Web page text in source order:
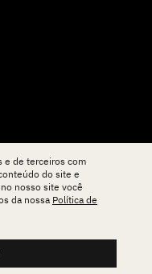
e de terceiros com
do site e
nosso site você
da nossa Política de